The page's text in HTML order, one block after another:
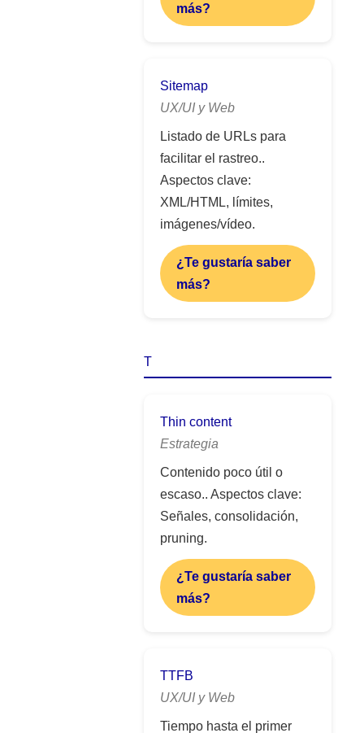
más?
Sitemap
UX/UI y Web
Listado de URLs para
facilitar el rastreo..
Aspectos clave:
XML/HTML, límites,
imágenes/vídeo.
¿Te gustaría saber
más?
T
Thin content
Estrategia
Contenido poco útil o
escaso.. Aspectos clave:
Señales, consolidación,
pruning.
¿Te gustaría saber
más?
TTFB
UX/UI y Web
Tiempo hasta el primer